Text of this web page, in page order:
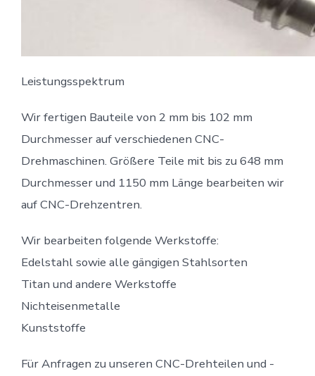
Leistungsspektrum
Wir fertigen Bauteile von 2 mm bis 102 mm
Durchmesser auf verschiedenen CNC-
Drehmaschinen. Größere Teile mit bis zu 648 mm
Durchmesser und 1150 mm Länge bearbeiten wir
auf CNC-Drehzentren.
Wir bearbeiten folgende Werkstoffe:
Edelstahl sowie alle gängigen Stahlsorten
Titan und andere Werkstoffe
Nichteisenmetalle
Kunststoffe
Für Anfragen zu unseren CNC-Drehteilen und -